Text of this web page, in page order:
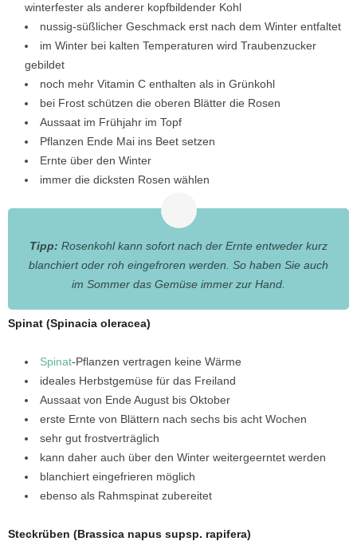
winterfester als anderer kopfbildender Kohl
nussig-süßlicher Geschmack erst nach dem Winter entfaltet
im Winter bei kalten Temperaturen wird Traubenzucker
gebildet
noch mehr Vitamin C enthalten als in Grünkohl
bei Frost schützen die oberen Blätter die Rosen
Aussaat im Frühjahr im Topf
Pflanzen Ende Mai ins Beet setzen
Ernte über den Winter
immer die dicksten Rosen wählen
Tipp: Rosenkohl kann sofort nach der Ernte entweder kurz
blanchiert oder roh eingefroren werden. So haben Sie auch
im Sommer das Gemüse immer zur Hand.
Spinat (Spinacia oleracea)
Spinat-Pflanzen vertragen keine Wärme
ideales Herbstgemüse für das Freiland
Aussaat von Ende August bis Oktober
erste Ernte von Blättern nach sechs bis acht Wochen
sehr gut frostverträglich
kann daher auch über den Winter weitergeerntet werden
blanchiert eingefrieren möglich
ebenso als Rahmspinat zubereitet
Steckrüben (Brassica napus supsp. rapifera)